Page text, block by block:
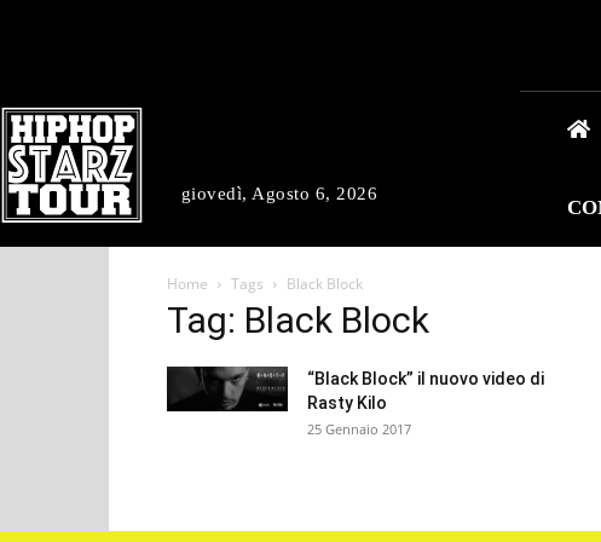
giovedì, Agosto 6, 2026
Home Tags Black Block
Tag: Black Block
“Black Block” il nuovo video di
Rasty Kilo
25 Gennaio 2017